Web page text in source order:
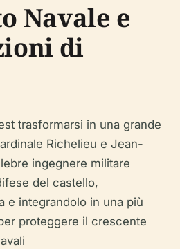
Navale e
di
trasformarsi in una grande
Richelieu e Jean-
ingegnere militare
del castello,
e integrandolo in una più
proteggere il crescente